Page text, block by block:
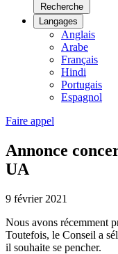
Recherche
Langages
Anglais
Arabe
Français
Hindi
Portugais
Espagnol
Faire appel
Annonce
UA
9 février 2021
Nous avons récemment
Toutefois, le Conseil a
il souhaite se pencher.